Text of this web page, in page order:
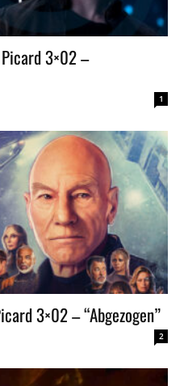
3×02 –
1
3×02 – “Abgezogen”
2